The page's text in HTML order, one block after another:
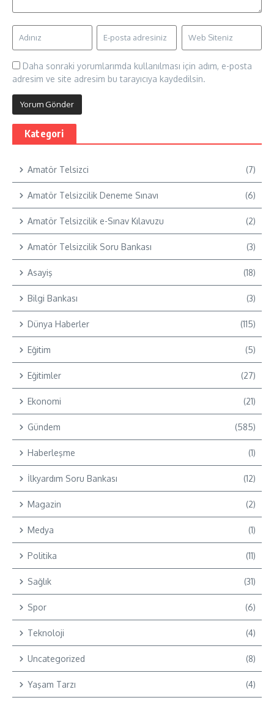
Daha sonraki yorumlarımda kullanılması için adım, e-posta
adresim ve site adresim bu tarayıcıya kaydedilsin.
Kategori
Amatör Telsizci (7)
Amatör Telsizcilik Deneme Sınavı (6)
Amatör Telsizcilik e-Sınav Kılavuzu (2)
Amatör Telsizcilik Soru Bankası (3)
Asayiş (18)
Bilgi Bankası (3)
Dünya Haberler (115)
Eğitim (5)
Eğitimler (27)
Ekonomi (21)
Gündem (585)
Haberleşme (1)
İlkyardım Soru Bankası (12)
Magazin (2)
Medya (1)
Politika (11)
Sağlık (31)
Spor (6)
Teknoloji (4)
Uncategorized (8)
Yaşam Tarzı (4)